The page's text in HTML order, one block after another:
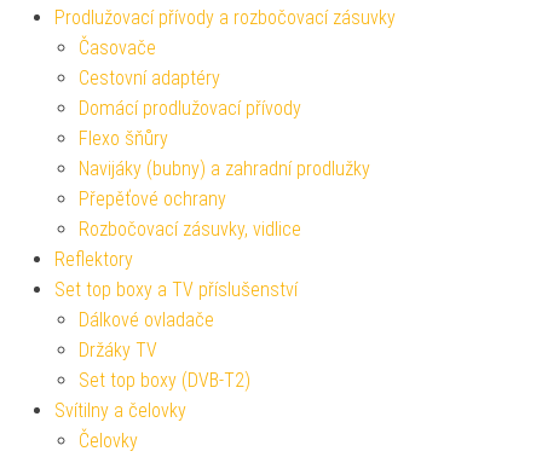
Prodlužovací přívody a rozbočovací zásuvky
Časovače
Cestovní adaptéry
Domácí prodlužovací přívody
Flexo šňůry
Navijáky (bubny) a zahradní prodlužky
Přepěťové ochrany
Rozbočovací zásuvky, vidlice
Reflektory
Set top boxy a TV příslušenství
Dálkové ovladače
Držáky TV
Set top boxy (DVB-T2)
Svítilny a čelovky
Čelovky